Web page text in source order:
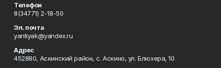
Телефон
8(34771) 2-18-50
Эл. почта
yantiyak@yandex.ru
Адрес
452880, Аскинский район, с. Аскино, ул. Блюхера, 10